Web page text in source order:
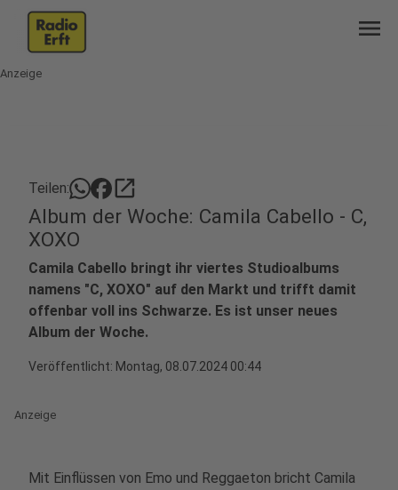
menu
Anzeige
Teilen: open_in_new
Album der Woche: Camila Cabello - C,
XOXO
Camila Cabello bringt ihr viertes Studioalbums
namens "C, XOXO" auf den Markt und trifft damit
offenbar voll ins Schwarze. Es ist unser neues
Album der Woche.
Veröffentlicht: Montag, 08.07.2024 00:44
Anzeige
Mit Einflüssen von Emo und Reggaeton bricht Camila